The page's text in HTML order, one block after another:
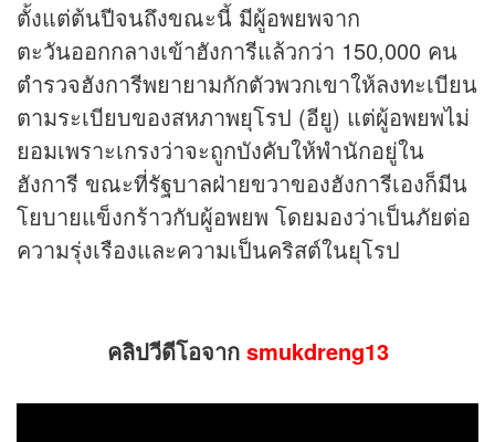
ตั้งแต่ต้นปีจนถึงขณะนี้ มีผู้อพยพจาก
ตะวันออกกลางเข้าฮังการีแล้วกว่า 150,000 คน
ตำรวจฮังการีพยายามกักตัวพวกเขาให้ลงทะเบียน
ตามระเบียบของสหภาพยุโรป (อียู) แต่ผู้อพยพไม่
ยอมเพราะเกรงว่าจะถูกบังคับให้พำนักอยู่ใน
ฮังการี ขณะที่รัฐบาลฝ่ายขวาของฮังการีเองก็มีน
โยบายแข็งกร้าวกับผู้อพยพ โดยมองว่าเป็นภัยต่อ
ความรุ่งเรืองและความเป็นคริสต์ในยุโรป
คลิปวีดีโอจาก smukdreng13